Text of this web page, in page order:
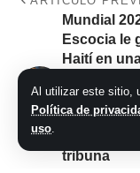
Al utilizar este sitio,
Política de
uso.
Mundial
Escocia le
Haití en
con una
Foxboro y
tribuna